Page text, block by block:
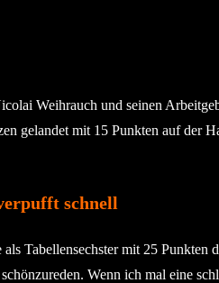
Weihrauch und seinen
gelandet mit 15 Punkten auf der
schnell
Tabellensechster mit 25
Wenn ich mal eine